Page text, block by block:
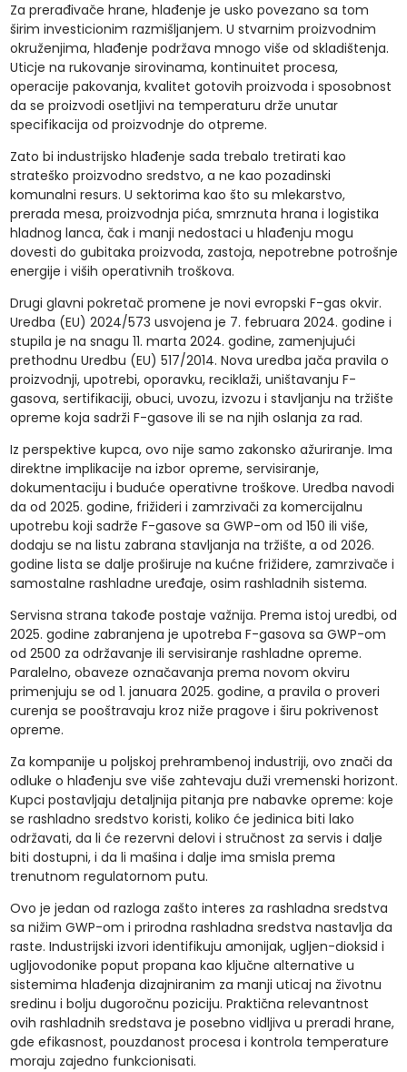
Za prerađivače hrane, hlađenje je usko povezano sa tom
širim investicionim razmišljanjem. U stvarnim proizvodnim
okruženjima, hlađenje podržava mnogo više od skladištenja.
Uticje na rukovanje sirovinama, kontinuitet procesa,
operacije pakovanja, kvalitet gotovih proizvoda i sposobnost
da se proizvodi osetljivi na temperaturu drže unutar
specifikacija od proizvodnje do otpreme.
Zato bi industrijsko hlađenje sada trebalo tretirati kao
strateško proizvodno sredstvo, a ne kao pozadinski
komunalni resurs. U sektorima kao što su mlekarstvo,
prerada mesa, proizvodnja pića, smrznuta hrana i logistika
hladnog lanca, čak i manji nedostaci u hlađenju mogu
dovesti do gubitaka proizvoda, zastoja, nepotrebne potrošnje
energije i viših operativnih troškova.
Drugi glavni pokretač promene je novi evropski F-gas okvir.
Uredba (EU) 2024/573 usvojena je 7. februara 2024. godine i
stupila je na snagu 11. marta 2024. godine, zamenjujući
prethodnu Uredbu (EU) 517/2014. Nova uredba jača pravila o
proizvodnji, upotrebi, oporavku, reciklaži, uništavanju F-
gasova, sertifikaciji, obuci, uvozu, izvozu i stavljanju na tržište
opreme koja sadrži F-gasove ili se na njih oslanja za rad.
Iz perspektive kupca, ovo nije samo zakonsko ažuriranje. Ima
direktne implikacije na izbor opreme, servisiranje,
dokumentaciju i buduće operativne troškove. Uredba navodi
da od 2025. godine, frižideri i zamrzivači za komercijalnu
upotrebu koji sadrže F-gasove sa GWP-om od 150 ili više,
dodaju se na listu zabrana stavljanja na tržište, a od 2026.
godine lista se dalje proširuje na kućne frižidere, zamrzivače i
samostalne rashladne uređaje, osim rashladnih sistema.
Servisna strana takođe postaje važnija. Prema istoj uredbi, od
2025. godine zabranjena je upotreba F-gasova sa GWP-om
od 2500 za održavanje ili servisiranje rashladne opreme.
Paralelno, obaveze označavanja prema novom okviru
primenjuju se od 1. januara 2025. godine, a pravila o proveri
curenja se pooštravaju kroz niže pragove i širu pokrivenost
opreme.
Za kompanije u poljskoj prehrambenoj industriji, ovo znači da
odluke o hlađenju sve više zahtevaju duži vremenski horizont.
Kupci postavljaju detaljnija pitanja pre nabavke opreme: koje
se rashladno sredstvo koristi, koliko će jedinica biti lako
održavati, da li će rezervni delovi i stručnost za servis i dalje
biti dostupni, i da li mašina i dalje ima smisla prema
trenutnom regulatornom putu.
Ovo je jedan od razloga zašto interes za rashladna sredstva
sa nižim GWP-om i prirodna rashladna sredstva nastavlja da
raste. Industrijski izvori identifikuju amonijak, ugljen-dioksid i
ugljovodonike poput propana kao ključne alternative u
sistemima hlađenja dizajniranim za manji uticaj na životnu
sredinu i bolju dugoročnu poziciju. Praktična relevantnost
ovih rashladnih sredstava je posebno vidljiva u preradi hrane,
gde efikasnost, pouzdanost procesa i kontrola temperature
moraju zajedno funkcionisati.